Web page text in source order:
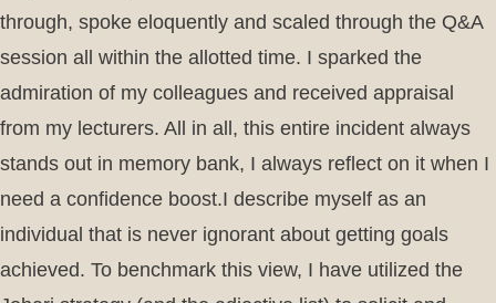
through, spoke eloquently and scaled through the Q&A
session all within the allotted time. I sparked the
admiration of my colleagues and received appraisal
from my lecturers. All in all, this entire incident always
stands out in memory bank, I always reflect on it when I
need a confidence boost.I describe myself as an
individual that is never ignorant about getting goals
achieved. To benchmark this view, I have utilized the